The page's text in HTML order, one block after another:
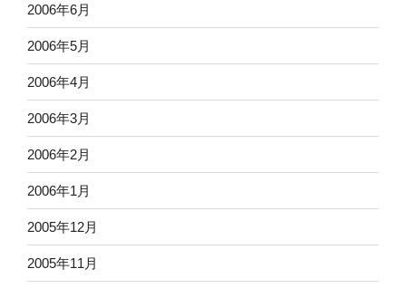
2006年6月
2006年5月
2006年4月
2006年3月
2006年2月
2006年1月
2005年12月
2005年11月